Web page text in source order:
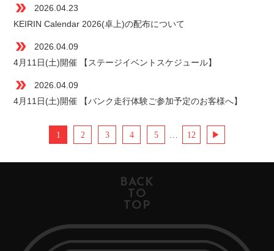
double_arrow
2026.04.23
KEIRIN Calendar 2026(卓上)の配布について
double_arrow
2026.04.09
4月11日(土)開催 【ステージイベントスケジュール】
double_arrow
2026.04.09
4月11日(土)開催 【バンク走行体験ご参加予定のお客様へ】
1 2 3 4 5 12 ▶︎
BACK
TO
TOP